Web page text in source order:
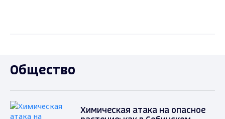
Общество
Химическая атака на опасное